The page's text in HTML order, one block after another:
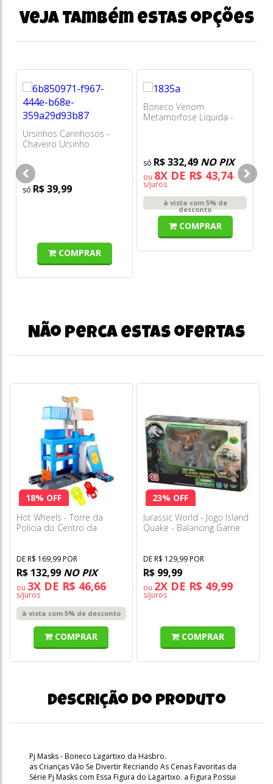
Veja também estas opções
Ursinhos Carinhosos -
Chaveiro Ursinho
Sunny
R$ 39,99
COMPRAR
Boneco Venom
Metamorfose Líquida -
R$ 332,49 NO PIX
ou 8X DE R$ 43,74
s/juros
à vista com 5% de
desconto
COMPRAR
Não perca estas ofertas
18% OFF
Hot Wheels - Torre da
Polícia do Centro da
DE R$ 169,99 POR
R$ 132,99 NO PIX
ou 3X DE R$ 46,66
s/juros
à vista com 5% de desconto
COMPRAR
23% OFF
Jurassic World - Jogo Island
Quake - Balancing Game
DE R$ 129,99 POR
R$ 99,99
ou 2X DE R$ 49,99
s/juros
COMPRAR
Descrição do produto
Pj Masks - Boneco Lagartixo da Hasbro.
as Crianças Vão Se Divertir Recriando As Cenas Favoritas da
Série Pj Masks com Essa Figura do Lagartixo. a Figura Possui